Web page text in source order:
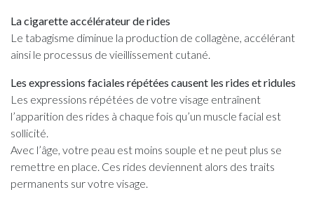
La cigarette accélérateur de rides
Le tabagisme diminue la production de collagène, accélérant
ainsi le processus de vieillissement cutané.
Les expressions faciales répétées causent les rides et ridules
Les expressions répétées de votre visage entraînent
l’apparition des rides à chaque fois qu’un muscle facial est
sollicité.
Avec l’âge, votre peau est moins souple et ne peut plus se
remettre en place. Ces rides deviennent alors des traits
permanents sur votre visage.